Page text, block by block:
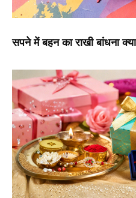
सपने में बहन का राखी बांधना